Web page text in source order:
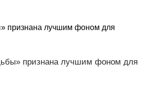
признана лучшим фоном для
признана лучшим фоном для